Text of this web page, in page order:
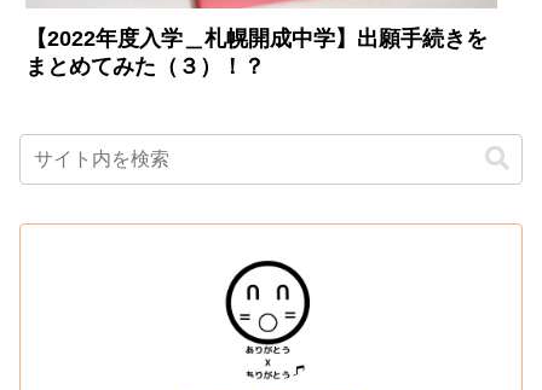
【2022年度入学＿札幌開成中学】出願手続きを
まとめてみた（３）！？